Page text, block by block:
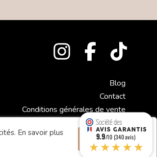
Blog
Contact
Conditions générales de vente
Mentions légales
En savoir plus Accepter
9.9/10 (340 avis)
★★★★★